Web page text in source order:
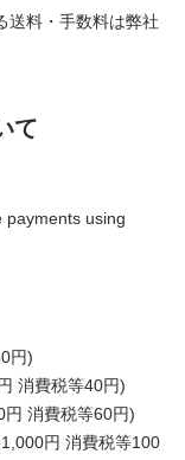
送料・手数料は弊社
て
payments using
円)
消費税等40円)
消費税等60円)
円 消費税等100